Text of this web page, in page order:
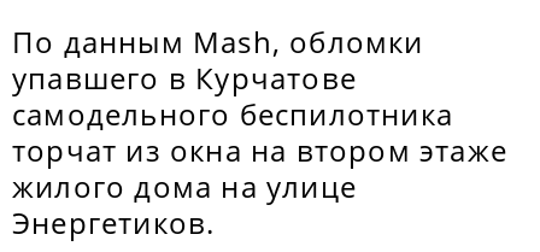
По данным Mash, обломки
упавшего в Курчатове
самодельного беспилотника
торчат из окна на втором этаже
жилого дома на улице
Энергетиков.